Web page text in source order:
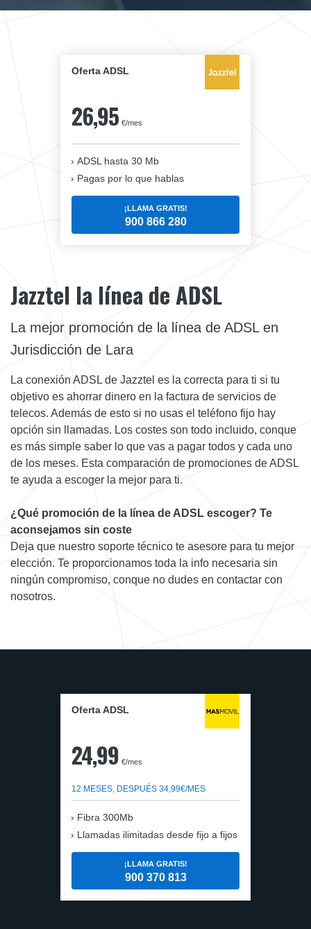
Oferta ADSL
26,95 €/mes
ADSL hasta 30 Mb
Pagas por lo que hablas
¡LLAMA GRATIS!
900 866 280
Jazztel la línea de ADSL
La mejor promoción de la línea de ADSL en
Jurisdicción de Lara
La conexión ADSL de Jazztel es la correcta para ti si tu
objetivo es ahorrar dinero en la factura de servicios de
telecos. Además de esto si no usas el teléfono fijo hay
opción sin llamadas. Los costes son todo incluido, conque
es más simple saber lo que vas a pagar todos y cada uno
de los meses. Esta comparación de promociones de ADSL
te ayuda a escoger la mejor para ti.
¿Qué promoción de la línea de ADSL escoger? Te
aconsejamos sin coste
Deja que nuestro soporte técnico te asesore para tu mejor
elección. Te proporcionamos toda la info necesaria sin
ningún compromiso, conque no dudes en contactar con
nosotros.
Oferta ADSL
24,99 €/mes
12 MESES, DESPUÉS 34,99€/MES
Fibra 300Mb
Llamadas ilimitadas desde fijo a fijos
¡LLAMA GRATIS!
900 370 813